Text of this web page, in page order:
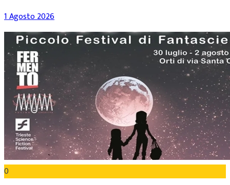
1 Agosto 2026
0